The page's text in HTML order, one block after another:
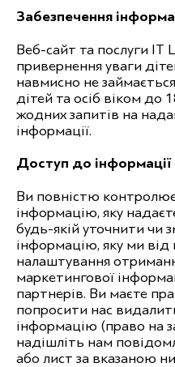
Забезпечення
Веб-сайт та послуги IT
привернення уваги
навмисно не
дітей та осіб віком до
жодних запитів на
інформації.
Доступ до інформації
Ви повністю
інформацію, яку
будь-якій уточнити чи
інформацію, яку ми від
налаштування
маркетингової
партнерів. Ви маєте
попросити нас
інформацію (право на
надішліть нам
або лист за вказаною